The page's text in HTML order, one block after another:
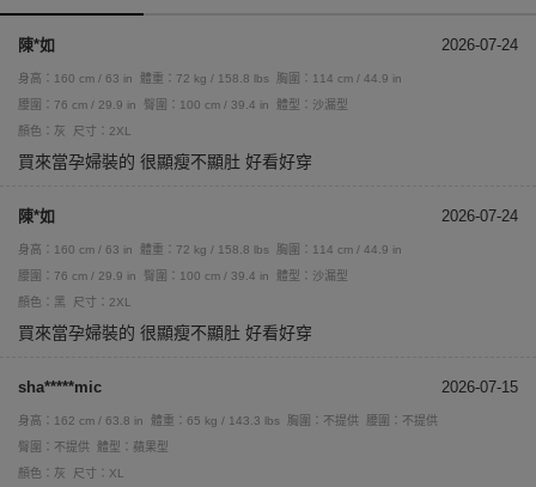
陳*如 2026-07-24
身高：160 cm / 63 in 體重：72 kg / 158.8 lbs
胸圍：114 cm / 44.9 in
腰圍：76 cm / 29.9 in
臀圍：100 cm / 39.4 in
體型：沙漏型
顏色：灰
尺寸：2XL
買來當孕婦裝的 很顯瘦不顯肚 好看好穿
陳*如 2026-07-24
身高：160 cm / 63 in 體重：72 kg / 158.8 lbs
胸圍：114 cm / 44.9 in
腰圍：76 cm / 29.9 in
臀圍：100 cm / 39.4 in
體型：沙漏型
顏色：黑
尺寸：2XL
買來當孕婦裝的 很顯瘦不顯肚 好看好穿
sha*****mic 2026-07-15
身高：162 cm / 63.8 in 體重：65 kg / 143.3 lbs 胸圍：不提供
腰圍：不提供
臀圍：不提供
體型：蘋果型
顏色：灰
尺寸：XL